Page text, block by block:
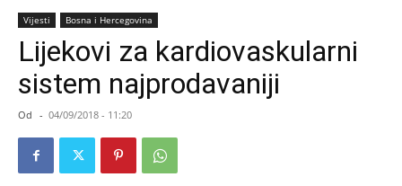
Vijesti Bosna i Hercegovina
Lijekovi za kardiovaskularni
sistem najprodavaniji
Od - 04/09/2018 - 11:20